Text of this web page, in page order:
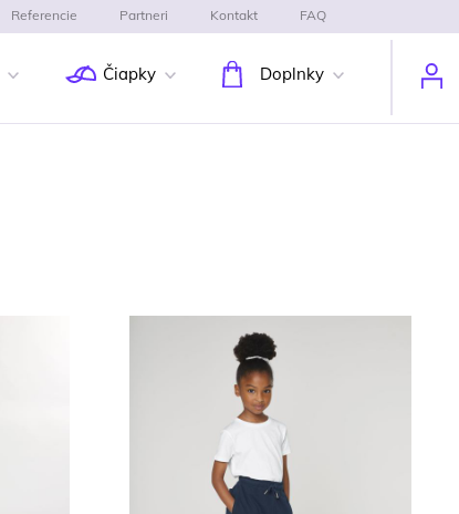
Čiapky Doplnky
Referencie Partneri Kontakt FAQ